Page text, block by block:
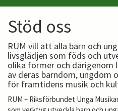
Stöd oss
RUM vill att alla barn och
livsglädjen som föds och
olika former och därigenom
av deras barndom, ungdom
för framtidens musik och
RUM – Riksförbundet Unga